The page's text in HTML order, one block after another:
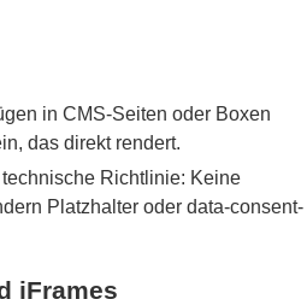
in CMS-Seiten oder Boxen
das direkt rendert.
Richtlinie: Keine
Platzhalter oder data-consent-
iFrames